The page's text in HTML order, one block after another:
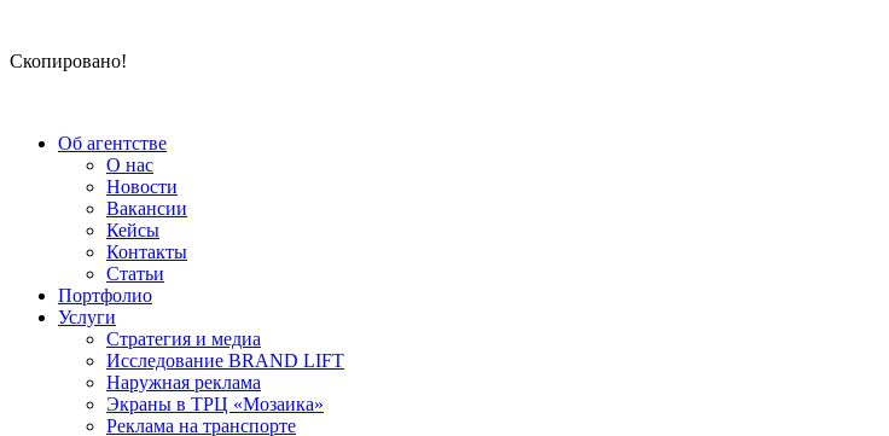
Скопировано!
Об агентстве
О нас
Новости
Вакансии
Кейсы
Контакты
Статьи
Портфолио
Услуги
Стратегия и медиа
Исследование BRAND LIFT
Наружная реклама
Экраны в ТРЦ «Мозаика»
Реклама на транспорте